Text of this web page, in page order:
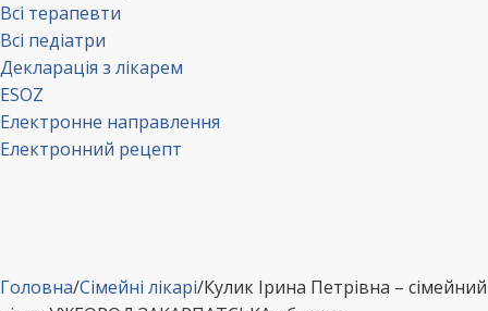
Всі терапевти
Всі педіатри
Декларація з лікарем
ESOZ
Електронне направлення
Електронний рецепт
Головна/Сімейні лікарі/Кулик Ірина Петрівна – сімейний